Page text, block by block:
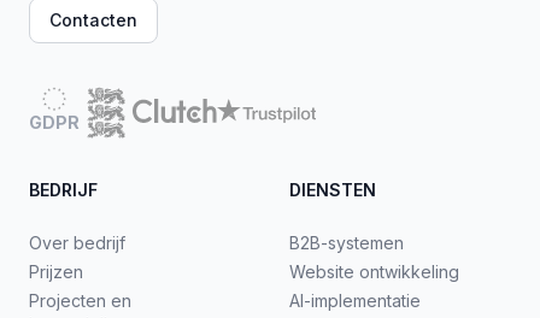
Contacten
GDPR
BEDRIJF
Over bedrijf
Prijzen
Projecten en
DIENSTEN
B2B-systemen
Website ontwikkeling
AI-implementatie